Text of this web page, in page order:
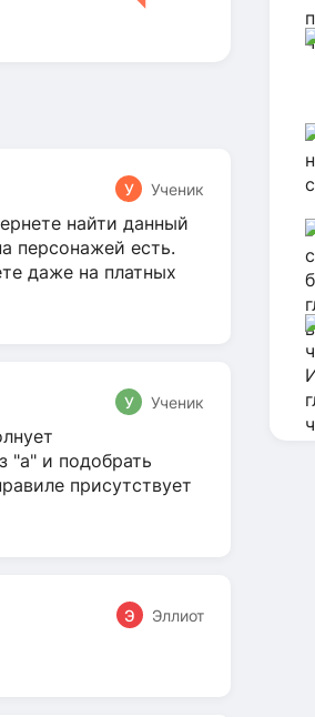
У Ученик
найти данный
персонажей есть.
даже на платных
У Ученик
"а" и подобрать
присутствует
Э Эллиот